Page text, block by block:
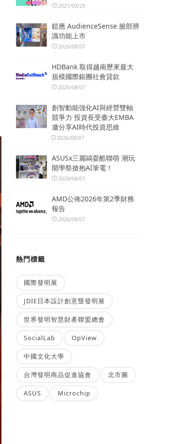
2021/03/29
鎧應 AudienceSense 臉部辨
識功能上市
2026/08/07
HDBank 取得越南歷來最大
規模國際銀團社會貸款
2026/08/07
創智動能強化AI與經營雙軸
競爭力 投資長受臺大EMBA
邀分享AI時代投資思維
2026/08/07
ASUSx三麗鷗耍酷聯萌 潮玩
開學祭搶抱AI筆電！
2026/08/07
AMD公佈2026年第2季財務
報告
2026/08/07
熱門標籤
國際發明展
JDIE日本設計創意暨發明展
世界發明智慧財產聯盟總會
SocialLab OpView
中國文化大學
台灣發明商品促進協會 北市圖
ASUS Microchip